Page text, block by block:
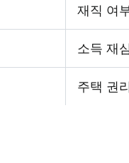
재직 여
소득 재
주택 권